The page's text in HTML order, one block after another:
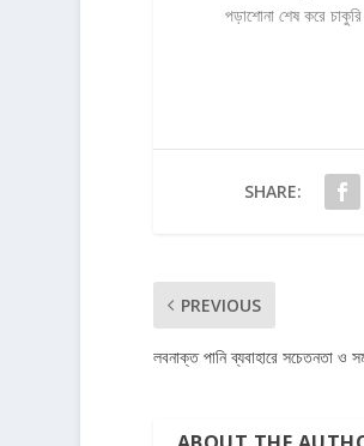
পড়াশোনা শেষ করে
SHARE:
PREVIOUS
লবনাক্ত পানি ব্যবাহারে সচেতনতা ও